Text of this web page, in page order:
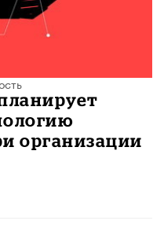
организации